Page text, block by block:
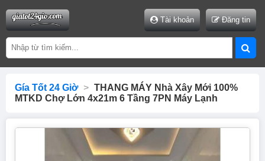
Tài khoản Đăng tin
Gía Tốt 24 Giờ > THANG MÁY Nhà Xây Mới 100%
MTKD Chợ Lớn 4x21m 6 Tầng 7PN Máy Lạnh